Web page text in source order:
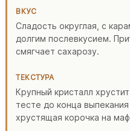
ВКУС
Сладость округлая, с
долгим послевкусием.
смягчает сахарозу.
ТЕКСТУРА
Крупный кристалл
тесте до конца
хрустящая корочка на